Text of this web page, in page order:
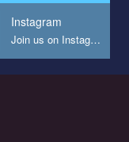
наш канал YouTube
Instagram
Join us on Instagram